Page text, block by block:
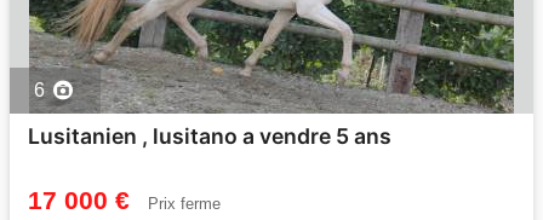
6
Lusitanien , lusitano a vendre 5 ans
17 000 € Prix ferme